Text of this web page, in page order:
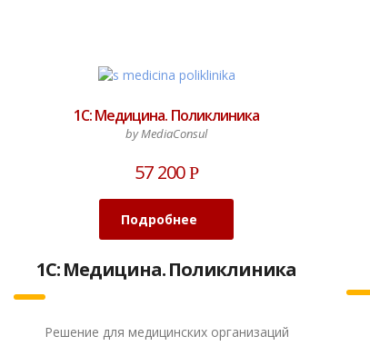
1С: Медицина. Поликлиника
by MediaConsul
57 200Р
Подробнее
1С: Медицина. Поликлиника
Решение для медицинских организаций